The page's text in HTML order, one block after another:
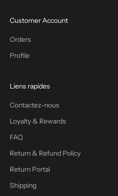
Customer Account
Orders
Profile
Liens rapides
Contactez-nous
Loyalty & Rewards
FAQ
Return & Refund Policy
Return Portal
Shipping